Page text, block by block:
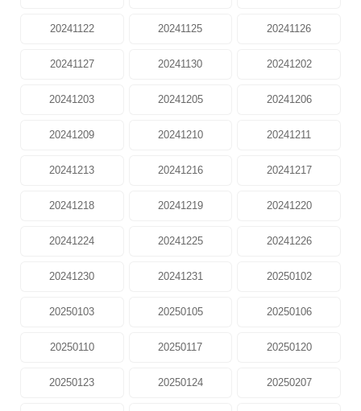
20241122 20241125 20241126
20241127 20241130 20241202
20241203 20241205 20241206
20241209 20241210 20241211
20241213 20241216 20241217
20241218 20241219 20241220
20241224 20241225 20241226
20241230 20241231 20250102
20250103 20250105 20250106
20250110 20250117 20250120
20250123 20250124 20250207